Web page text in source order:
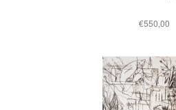
€550,00